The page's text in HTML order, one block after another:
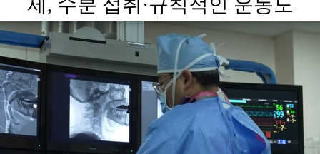
제, 수분 섭취·규칙적인 운동도